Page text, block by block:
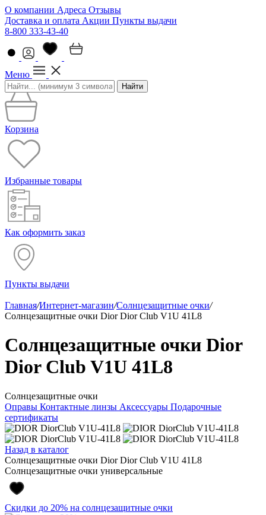
О компании Адреса Отзывы
Доставка и оплата Акции Пункты выдачи
8-800 333-43-40
Меню
Найти
Корзина
Избранные товары
Как оформить заказ
Пункты выдачи
Главная/Интернет-магазин/Солнцезащитные очки/
Солнцезащитные очки Dior Dior Club V1U 41L8
Солнцезащитные очки Dior
Dior Club V1U 41L8
Солнцезащитные очки
Оправы Контактные линзы Аксессуары Подарочные
сертификаты
Назад в каталог
Солнцезащитные очки Dior Dior Club V1U 41L8
Солнцезащитные очки универсальные
Скидки до 20% на солнцезащитные очки